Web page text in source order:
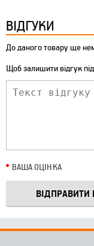
ВІДГУКИ
До даного товару ще
Щоб залишити відгук
ВАША ОЦІНКА